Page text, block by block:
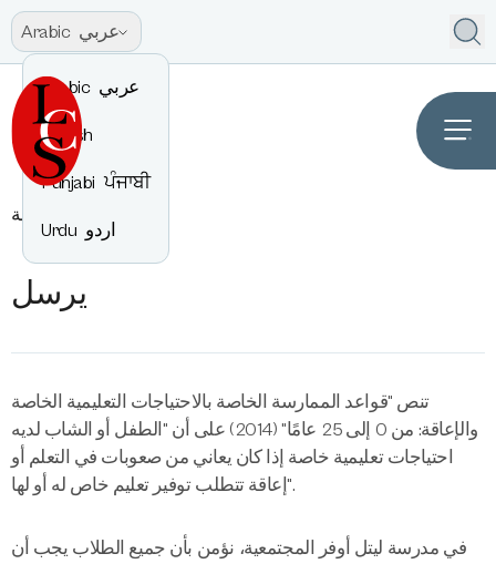
Arabic عربي
Arabic عربي
English
Punjabi ਪੰਜਾਬੀ
Urdu اردو
معلومة
يرسل
تنص "قواعد الممارسة الخاصة بالاحتياجات التعليمية الخاصة
والإعاقة: من 0 إلى 25 عامًا" (2014) على أن "الطفل أو الشاب لديه
احتياجات تعليمية خاصة إذا كان يعاني من صعوبات في التعلم أو
إعاقة تتطلب توفير تعليم خاص له أو لها".
في مدرسة ليتل أوفر المجتمعية، نؤمن بأن جميع الطلاب يجب أن